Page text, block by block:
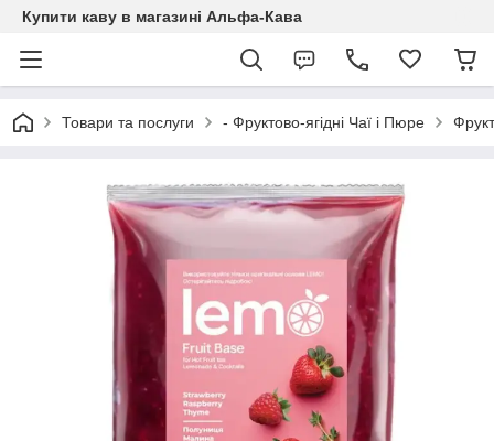
Купити каву в магазині Альфа-Кава
Товари та послуги - Фруктово-ягідні Чаї і Пюре